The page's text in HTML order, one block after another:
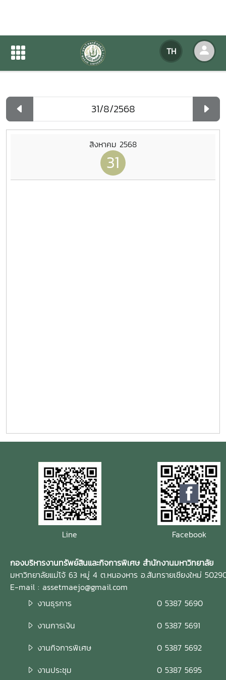
TH
ปฏิทินกิจกรรมของหน่วยงาน
ปฏิทินกิจกรรมของหน่วยงาน
สิงหาคม 2568
31
Line Facebook
กองบริหารงานทรัพย์สินและกิจการพิเศษ สำนักงานมหาวิทยาลัย
มหาวิทยาลัยแม่โจ้ 63 หมู่ 4 ต.หนองหาร อ.สันทรายเชียงใหม่
E-mail : assetmaejo@gmail.com
งานธุรการ
0 5387 5690
งานการเงิน
0 5387 5691
งานกิจการพิเศษ
0 5387 5692
งานประชุม
0 5387 5695